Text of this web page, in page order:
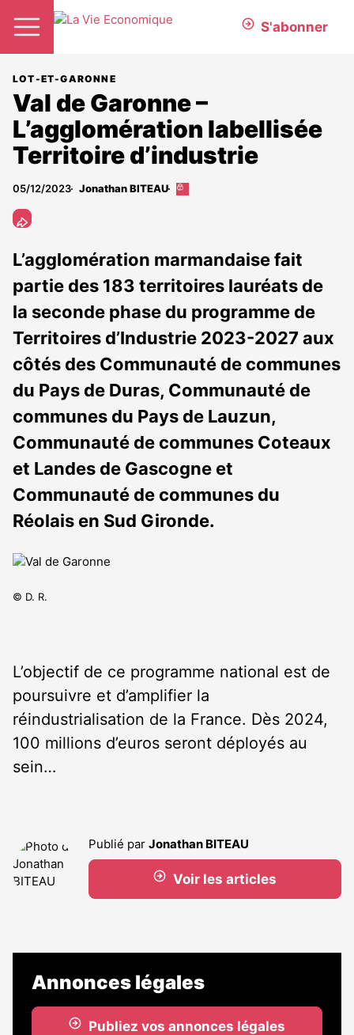
S'abonner
LOT-ET-GARONNE
Val de Garonne –
L’agglomération labellisée
Territoire d’industrie
05/12/2023 Jonathan BITEAU
Cet
abonnés
L’agglomération marmandaise fait
partie des 183 territoires lauréats de
la seconde phase du programme de
Territoires d’Industrie 2023-2027 aux
côtés des Communauté de communes
du Pays de Duras, Communauté de
communes du Pays de Lauzun,
Communauté de communes Coteaux
et Landes de Gascogne et
Communauté de communes du
Réolais en Sud Gironde.
© D. R.
L’objectif de ce programme national est de
poursuivre et d’amplifier la
réindustrialisation de la France. Dès 2024,
100 millions d’euros seront déployés au
sein…
Publié par Jonathan BITEAU
Voir les articles
Annonces légales
Publiez vos annonces légales